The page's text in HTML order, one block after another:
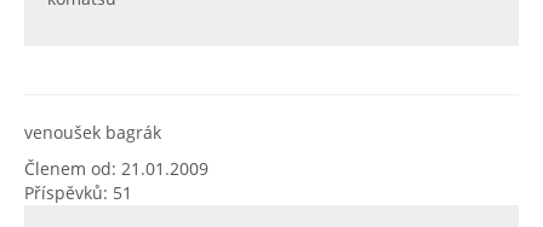
venoušek bagrák
Členem od: 21.01.2009
Příspěvků: 51